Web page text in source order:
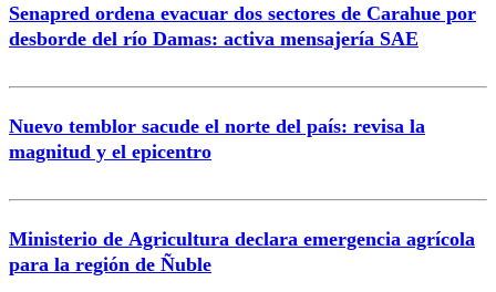
Correo
Senapred ordena evacuar dos sectores de Carahue por
desborde del río Damas: activa mensajería SAE
Nuevo temblor sacude el norte del país: revisa la
magnitud y el epicentro
Ministerio de Agricultura declara emergencia agrícola
para la región de Ñuble